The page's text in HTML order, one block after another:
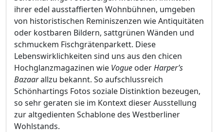
ihrer edel ausstaffierten Wohnbühnen, umgeben
von historistischen Reminiszenzen wie Antiquitäten
oder kostbaren Bildern, sattgrünen Wänden und
schmuckem Fischgrätenparkett. Diese
Lebenswirklichkeiten sind uns aus den chicen
Hochglanzmagazinen wie Vogue oderHarper’s
Bazaarallzu bekannt. So aufschlussreich
Schönhartings Fotos soziale Distinktion bezeugen,
so sehr geraten sie im Kontext dieser Ausstellung
zur altgedienten Schablone des Westberliner
Wohlstands.